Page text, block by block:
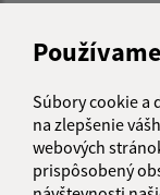
Súbory cookie a
na zlepšenie
webových
prispôsobený